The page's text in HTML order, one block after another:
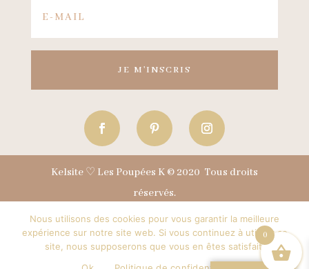
JE M'INSCRIS
Kelsite ♡ Les Poupées K © 2020 Tous droits
réservés.
0
Nous utilisons des cookies pour vous garantir la meilleure
expérience sur notre site web. Si vous continuez à utiliser ce
site, nous supposerons que vous en êtes satisfait.